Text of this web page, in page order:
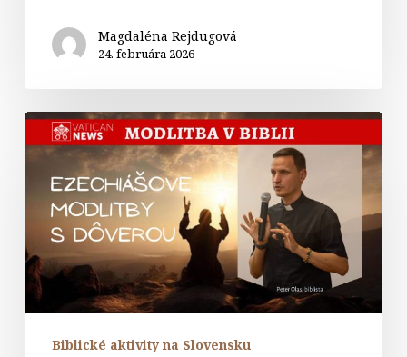
Magdaléna Rejdugová
24. februára 2026
Ezechiášove
modlitby
dôverou
Biblické aktivity na Slovensku